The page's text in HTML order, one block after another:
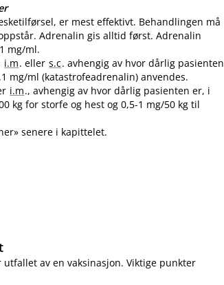
er mest effektivt. Behandlingen må
Adrenalin gis alltid først. Adrenalin
mg​/​ml.
i.m. eller s.c. avhengig av hvor dårlig pasienten
mg/ml (katastrofeadrenalin) anvendes.
i.m., avhengig av hvor dårlig pasienten er, i
kg for storfe og hest og 0,5-1 mg/50 kg til
senere i kapittelet.
av en vaksinasjon. Viktige punkter